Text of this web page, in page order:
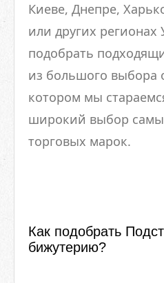
Киеве, Днепре,
или других
подобрать
из большого выбора
котором мы
широкий выбор
торговых марок.
Как подобрать
бижутерию?